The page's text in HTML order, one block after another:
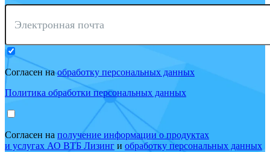
Электронная почта
Согласен наобработку персональных данных
Политика обработки персональных данных
Согласен на получение информации о продуктах
и услугах АО ВТБ Лизинг и обработку персональных данных